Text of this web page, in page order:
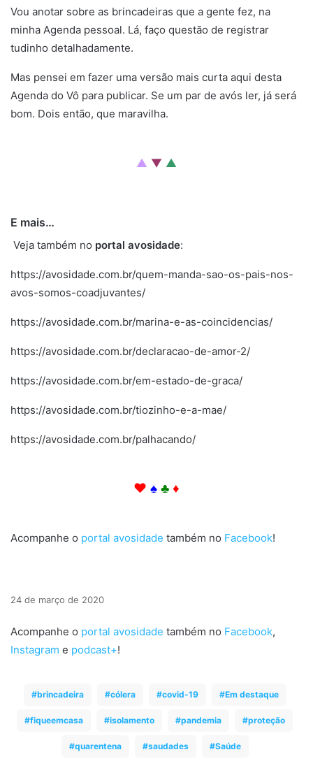
Vou anotar sobre as brincadeiras que a gente fez, na
minha Agenda pessoal. Lá, faço questão de registrar
tudinho detalhadamente.
Mas pensei em fazer uma versão mais curta aqui desta
Agenda do Vô para publicar. Se um par de avós ler, já será
bom. Dois então, que maravilha.
▲ ▼ ▲
E mais…
Veja também no portal avosidade:
https://avosidade.com.br/quem-manda-sao-os-pais-nos-
avos-somos-coadjuvantes/
https://avosidade.com.br/marina-e-as-coincidencias/
https://avosidade.com.br/declaracao-de-amor-2/
https://avosidade.com.br/em-estado-de-graca/
https://avosidade.com.br/tiozinho-e-a-mae/
https://avosidade.com.br/palhacando/
♥ ♠ ♣ ♦
Acompanhe o portal avosidade também no Facebook!
24 de março de 2020
Acompanhe o portal avosidade também no Facebook,
Instagram e podcast+!
brincadeira cólera covid-19 Em destaque
fiqueemcasa isolamento pandemia proteção
quarentena saudades Saúde